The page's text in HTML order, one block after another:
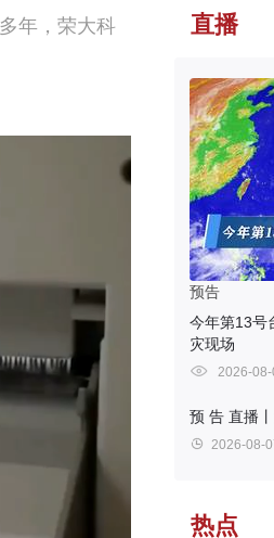
年，荣大科
直播
预告
今年第13号
灾现场
2026-
预 告 直播
2026-08-
热点